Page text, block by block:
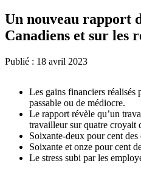
Un nouveau rapport
Canadiens et sur les
Publié : 18 avril 2023
Les gains financiers réalisés
passable ou de médiocre.
Le rapport révèle qu’un
travailleur sur quatre croyait
Soixante-deux pour cent
Soixante et onze pour cent
Le stress subi par les